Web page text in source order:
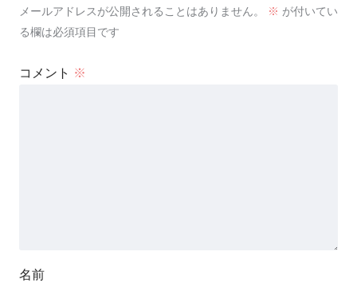
メールアドレスが公開されることはありません。 ※ が付いてい
る欄は必須項目です
コメント ※
名前